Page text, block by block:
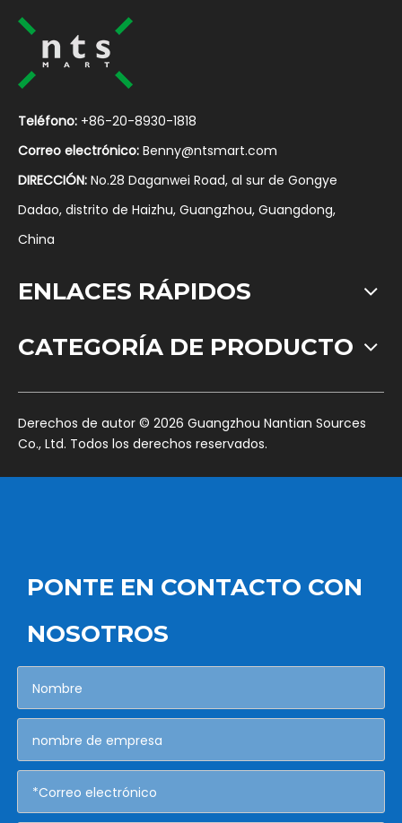
Teléfono: +86-20-8930-1818
Correo electrónico: Benny@ntsmart.com
DIRECCIÓN: No.28 Daganwei Road, al sur de Gongye
Dadao, distrito de Haizhu, Guangzhou, Guangdong,
China
ENLACES RÁPIDOS
CATEGORÍA DE PRODUCTO
​Derechos de autor © 2026 Guangzhou Nantian Sources
Co., Ltd. Todos los derechos reservados.
PONTE EN CONTACTO CON
NOSOTROS